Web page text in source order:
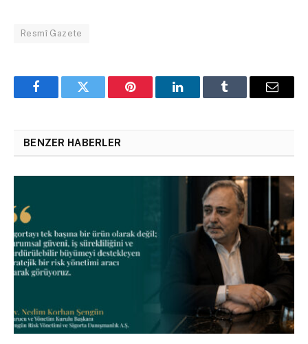
Resmî Gazete
FacebookTwitter Pinterest LinkedInTumblr Email
BENZER HABERLER